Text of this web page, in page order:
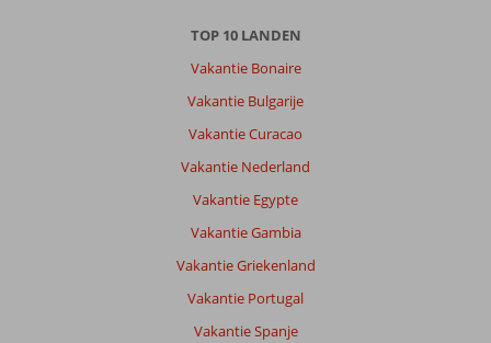
TOP 10 LANDEN
Vakantie Bonaire
Vakantie Bulgarije
Vakantie Curacao
Vakantie Nederland
Vakantie Egypte
Vakantie Gambia
Vakantie Griekenland
Vakantie Portugal
Vakantie Spanje